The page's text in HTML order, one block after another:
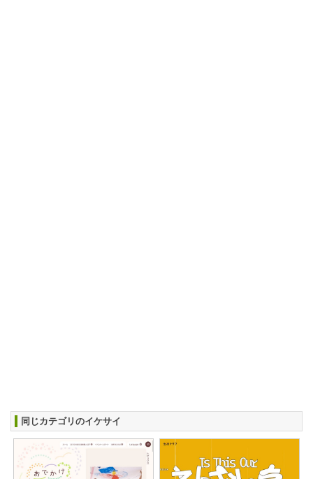
同じカテゴリのイケサイ